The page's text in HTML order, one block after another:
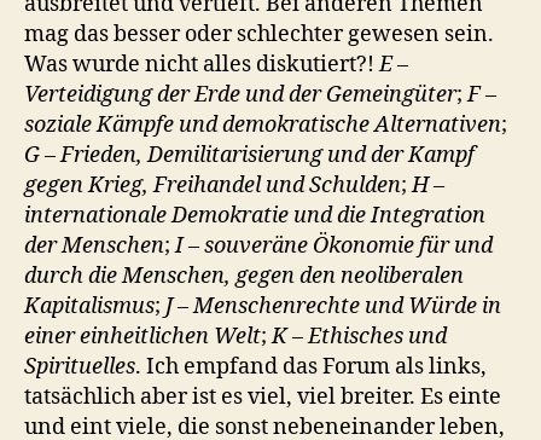
mag das besser oder schlechter gewesen sein.
Was wurde nicht alles diskutiert?!E –
Verteidigung der Erde und der Gemeingüter;F –
soziale Kämpfe und demokratische Alternativen;
G – Frieden, Demilitarisierung und der Kampf
gegen Krieg, Freihandel und Schulden;H –
internationale Demokratie und die Integration
der Menschen;I – souveräne Ökonomie für und
durch die Menschen, gegen den neoliberalen
Kapitalismus; J – Menschenrechte und Würde in
einer einheitlichen Welt;K – Ethisches und
Spirituelles. Ich empfand das Forum als links,
tatsächlich aber ist es viel, viel breiter. Es einte
und eint viele, die sonst nebeneinander leben,